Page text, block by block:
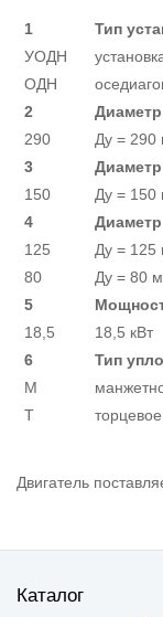
1
Тип
УОДН
ОДН
2
290
Ду = 290
3
150
Ду = 150
4
125
Ду = 125
80
Ду = 80
5
18,5
18,5 кВт
6
Тип
М
Т
Двигатель
Каталог